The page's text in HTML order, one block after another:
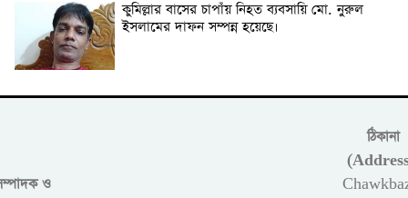
কুমিল্লার বাসের চাপাঁয় নিহত ব্যবসায়ি মো. নুরুল
ইসলামের দাফন সম্পন্ন হয়েছে।
ও
ঠিকানা